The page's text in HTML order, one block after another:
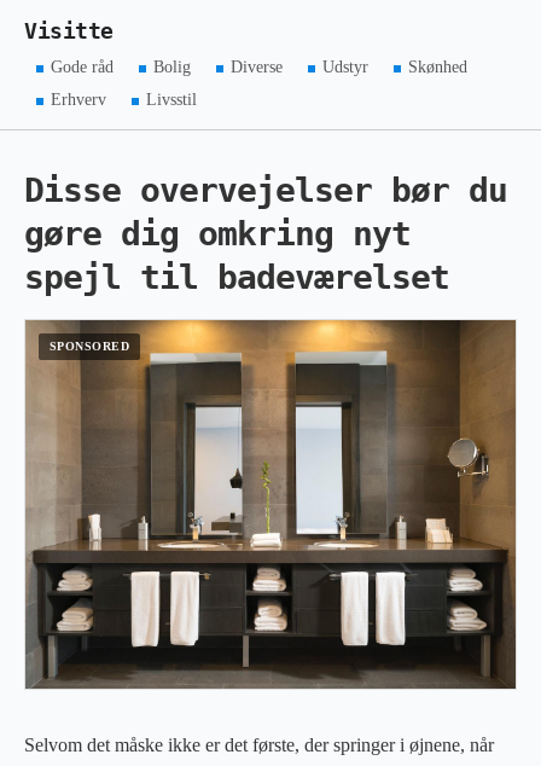
Visitte
Gode råd Bolig Diverse Udstyr
Skønhed
Erhverv
Livsstil
Disse overvejelser bør du
gøre dig omkring nyt
spejl til badeværelset
Selvom det måske ikke er det første, der springer i øjnene, når